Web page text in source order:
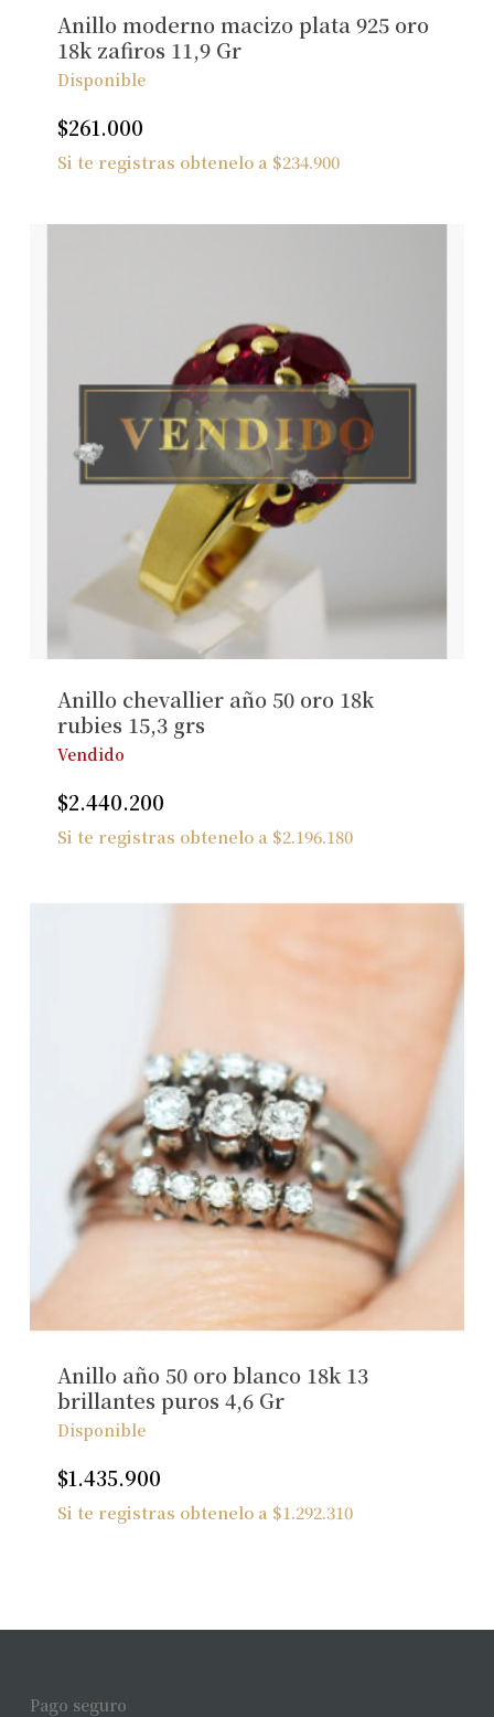
Ver Joyas
Anillo moderno macizo plata 925 oro
18k zafiros 11,9 Gr
Disponible
$261.000
Si te registras obtenelo a $234.900
Anillo chevallier año 50 oro 18k
rubies 15,3 grs
Vendido
$2.440.200
Si te registras obtenelo a $2.196.180
Anillo año 50 oro blanco 18k 13
brillantes puros 4,6 Gr
Disponible
$1.435.900
Si te registras obtenelo a $1.292.310
Pago seguro